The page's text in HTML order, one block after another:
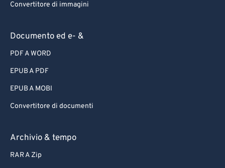
Convertitore di immagini
Documento ed e- &
PDF A WORD
EPUB A PDF
EPUB A MOBI
Convertitore di documenti
Archivio & tempo
RAR A Zip